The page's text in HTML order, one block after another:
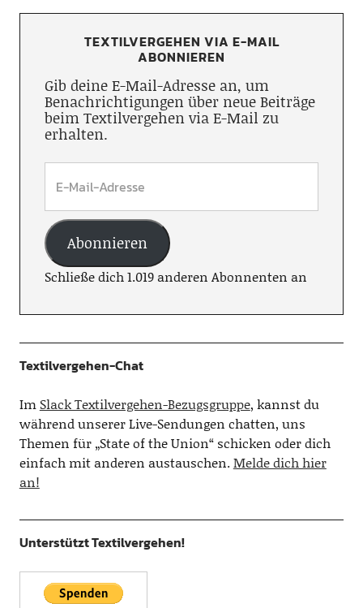
TEXTILVERGEHEN VIA E-MAIL
ABONNIEREN
Gib deine E-Mail-Adresse an, um
Benachrichtigungen über neue Beiträge
beim Textilvergehen via E-Mail zu
erhalten.
Abonnieren
Schließe dich 1.019 anderen Abonnenten an
Textilvergehen-Chat
Im Slack Textilvergehen-Bezugsgruppe, kannst du
während unserer Live-Sendungen chatten, uns
Themen für „State of the Union“ schicken oder dich
einfach mit anderen austauschen.Melde dich hier
an!
Unterstützt Textilvergehen!